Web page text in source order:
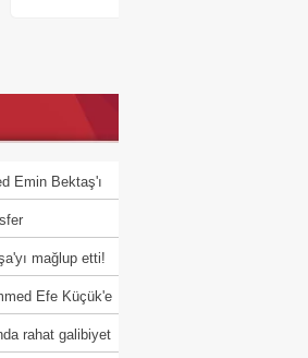
Emin Bektaş'ı
mağlup etti!
Efe Küçük'e
rahat galibiyet